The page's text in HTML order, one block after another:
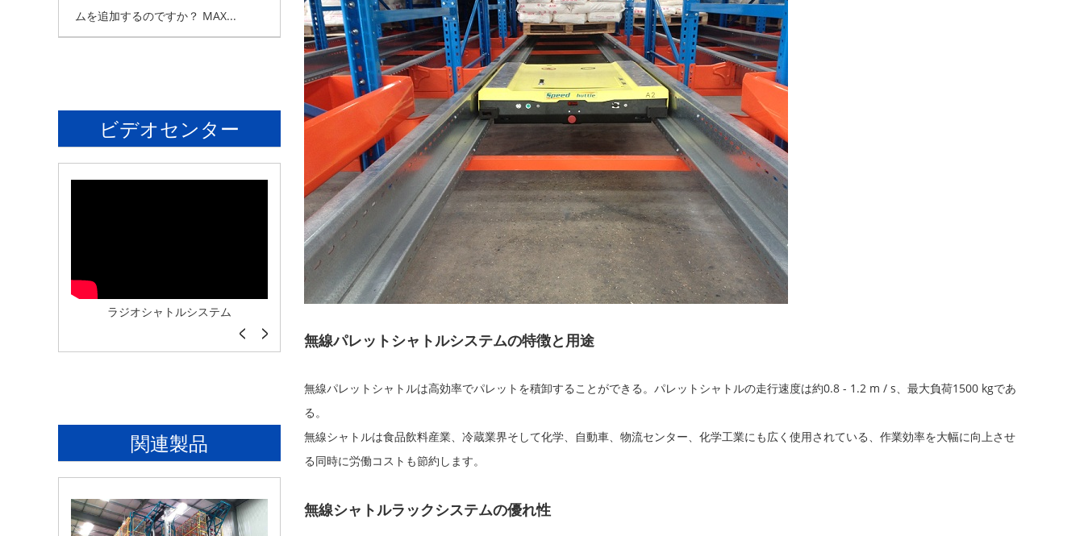
無線パレットシャトルシステムの特徴と用途
無線パレットシャトルは高効率でパレットを積卸することができる。パレットシャトルの走行速度は約0.8 - 1.2 m / s、最大負荷1500 kgであ
る。
無線シャトルは食品飲料産業、冷蔵業界そして化学、自動車、物流センター、化学工業にも広く使用されている、作業効率を大幅に向上させ
る同時に労働コストも節約します。
無線シャトルラックシステムの優れ性
ムを追加するのですか？ MAX...
ビデオセンター
倉庫自動倉庫システム
関連製品